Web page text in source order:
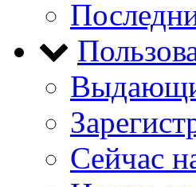
Сейчас